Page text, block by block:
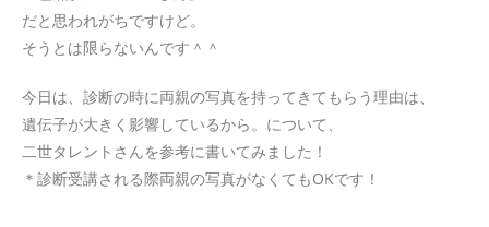
だと思われがちですけど。
そうとは限らないんです＾＾
今日は、診断の時に両親の写真を持ってきてもらう理由は、
遺伝子が大きく影響しているから。について、
二世タレントさんを参考に書いてみました！
＊診断受講される際両親の写真がなくてもOKです！